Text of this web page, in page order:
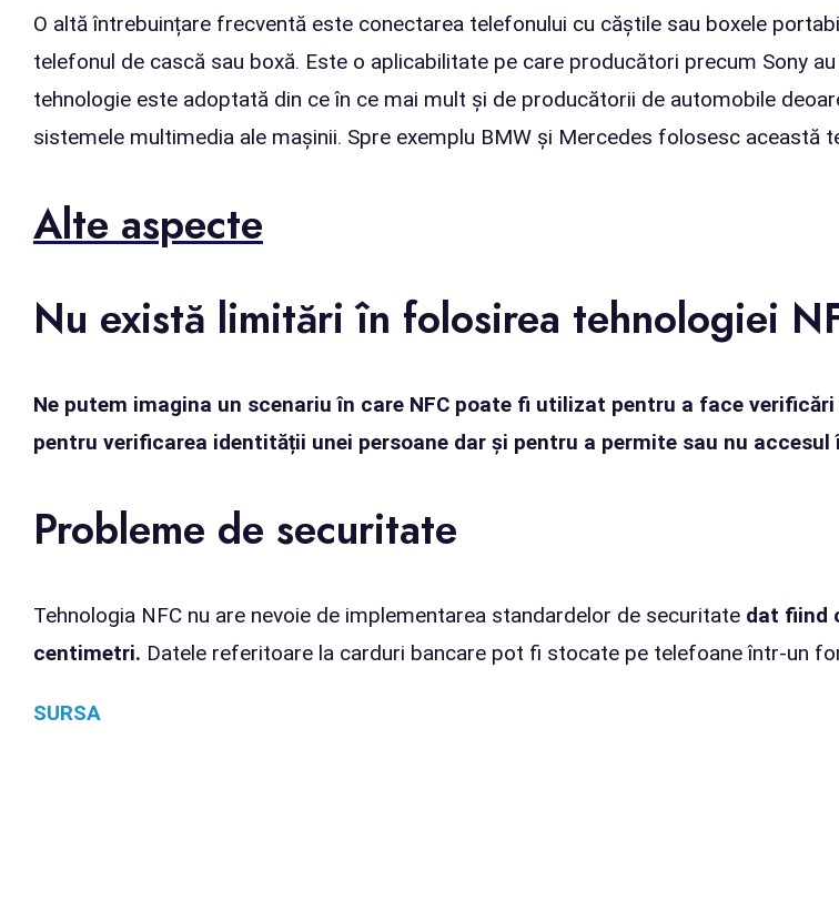
O altă întrebuințare frecventă este conectarea telefonului cu căștile sau boxele
telefonul de cască sau boxă. Este o aplicabilitate pe care producători precum Sony
tehnologie este adoptată din ce în ce mai mult și de producătorii de automobile
sistemele multimedia ale mașinii. Spre exemplu BMW și Mercedes folosesc această
Alte aspecte
Nu există limitări în folosirea tehnologiei
Ne putem imagina un scenariu în care NFC poate fi utilizat pentru a face
pentru verificarea identității unei persoane dar și pentru a permite sau nu accesul
Probleme de securitate
Tehnologia NFC nu are nevoie de implementarea standardelor de securitate dat fiind
centimetri. Datele referitoare la carduri bancare pot fi stocate pe telefoane într-un
SURSA